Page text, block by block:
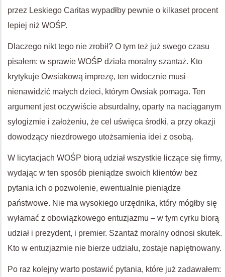
przez Leskiego Caritas wypadłby pewnie o kilkaset procent
lepiej niż WOŚP.
Dlaczego nikt tego nie zrobił? O tym też już swego czasu
pisałem: w sprawie WOŚP działa moralny szantaż. Kto
krytykuje Owsiakową imprezę, ten widocznie musi
nienawidzić małych dzieci, którym Owsiak pomaga. Ten
argument jest oczywiście absurdalny, oparty na naciąganym
sylogizmie i założeniu, że cel uświęca środki, a przy okazji
dowodzący niezdrowego utożsamienia idei z osobą.
W licytacjach WOŚP biorą udział wszystkie liczące się firmy,
wydając w ten sposób pieniądze swoich klientów bez
pytania ich o pozwolenie, ewentualnie pieniądze
państwowe. Nie ma wysokiego urzędnika, który mógłby się
wyłamać z obowiązkowego entuzjazmu – w tym cyrku biorą
udział i prezydent, i premier. Szantaż moralny odnosi skutek.
Kto w entuzjazmie nie bierze udziału, zostaje napiętnowany.
Po raz kolejny warto postawić pytania, które już zadawałem: